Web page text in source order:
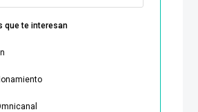
que te interesan